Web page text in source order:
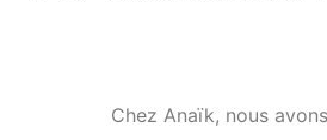
Chez Anaïk, nous